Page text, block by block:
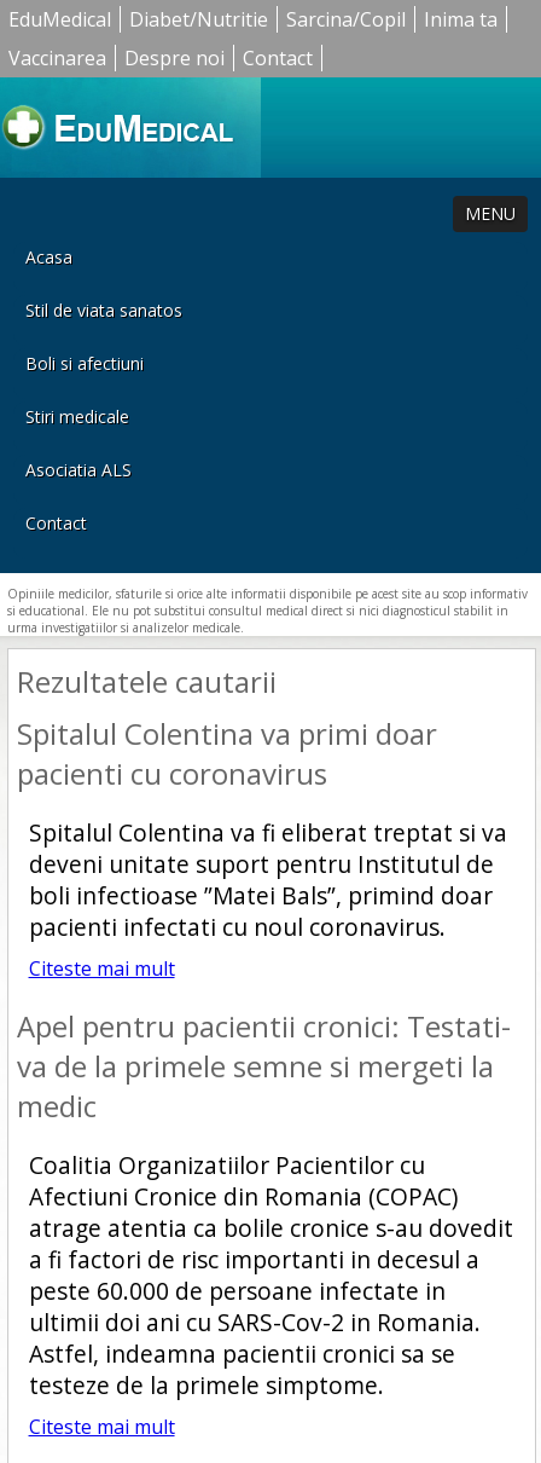
EduMedical Diabet/Nutritie Sarcina/Copil
Inima ta
Vaccinarea
Despre noi Contact
MENU
Acasa
Stil de viata sanatos
Boli si afectiuni
Stiri medicale
Asociatia ALS
Contact
Opiniile medicilor, sfaturile si orice alte informatii disponibile pe acest site au scop informativ
si educational. Ele nu pot substitui consultul medical direct si nici diagnosticul stabilit in
urma investigatiilor si analizelor medicale.
Rezultatele cautarii
Spitalul Colentina va primi doar
pacienti cu coronavirus
Spitalul Colentina va fi eliberat treptat si va
deveni unitate suport pentru Institutul de
boli infectioase ”Matei Bals”, primind doar
pacienti infectati cu noul coronavirus.
Citeste mai mult
Apel pentru pacientii cronici: Testati-
va de la primele semne si mergeti la
medic
Coalitia Organizatiilor Pacientilor cu
Afectiuni Cronice din Romania (COPAC)
atrage atentia ca bolile cronice s-au dovedit
a fi factori de risc importanti in decesul a
peste 60.000 de persoane infectate in
ultimii doi ani cu SARS-Cov-2 in Romania.
Astfel, indeamna pacientii cronici sa se
testeze de la primele simptome.
Citeste mai mult